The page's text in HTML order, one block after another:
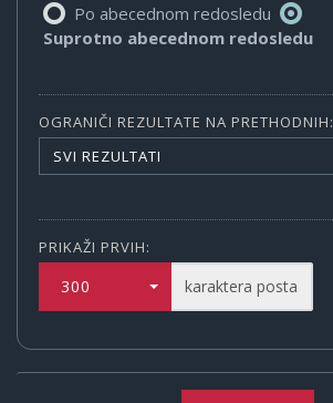
Po abecednom redosledu
Suprotno abecednom redosledu
OGRANIČI REZULTATE NA PRETHODNIH:
SVI REZULTATI
PRIKAŽI PRVIH:
300 karaktera posta